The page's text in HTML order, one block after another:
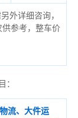
外详细咨询，
参考，整车价
：
流、大件运